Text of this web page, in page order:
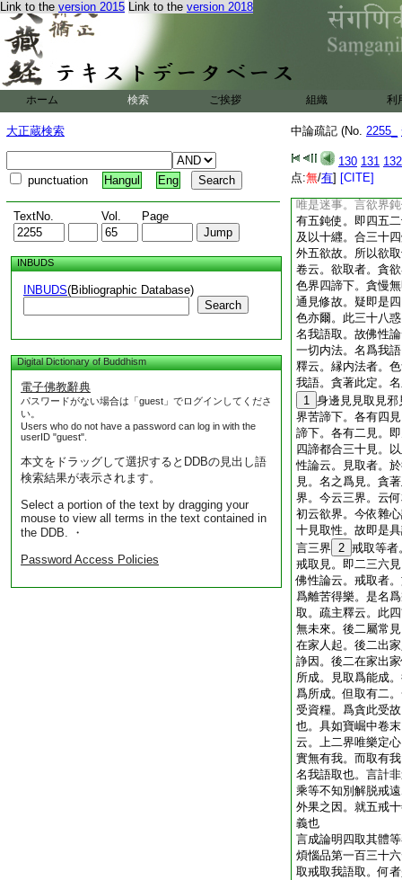
Link to the version 2015 Link to the version 2018
ホーム 検索 ご挨拶 組織 利
大正蔵検索
punctuation Hangul Eng
TextNo. Vol. Page
INBUDS
INBUDS(Bibliographic Database)
Search
Digital Dictionary of Buddhism
電子佛教辭典
パスワードがない場合は「guest」でログインしてくださ
い。
Users who do not have a password can log in with the
userID "guest".
本文をドラッグして選択するとDDBの見出し語
検索結果が表示されます。
Select a portion of the text by dragging your
mouse to view all terms in the text contained in
the DDB. ・
Password Access Policies
中論疏記 (No. 2255_
130 131 132
点:無/有] [CITE]
都合八十八也。修
嗔癡慢。上二界中
前八十八并後十。
一無慚。二無悔。三
言三界有利鈍二使
見邊見戒取見見取
諦煩惱。能迷實理
此五爲鈍使爲修道
行 9 令謂不爾。五
見修。云何得言五
唯是迷事。言欲界
有五鈍使。即四五
及以十纒。合三十
外五欲故。所以欲
卷云。欲取者。貪
色界四諦下。貪慢
通見修故。疑即是
色亦爾。此三十八
名我語取。故佛性
一切内法。名爲我
釋云。縁内法者。
我語。貪著此定。
1 身邊見見取見
界苦諦下。各有四
諦下。各有二見。
四諦都合三十見。
性論云。見取者。
見。名之爲見。貪
界。今云三界。云
初云欲界。今依雜
十見取性。故即是
言三界 2 戒取等者
戒取見。即二三六
佛性論云。戒取者
爲離苦得樂。是名
取。疏主釋云。此
無未來。後二屬常
在家人起。後二出
諍因。後二在家出
所成。見取爲能成
爲所成。但取有二
受資糧。爲貪此受
也。具如寶崛中卷
云。上二界唯樂定
實無有我。而取有
名我語取也。言計
乘等不知別解脱戒
外果之因。就五戒
義也
言成論明四取其體
煩惱品第一百三十
取戒取我語取。何